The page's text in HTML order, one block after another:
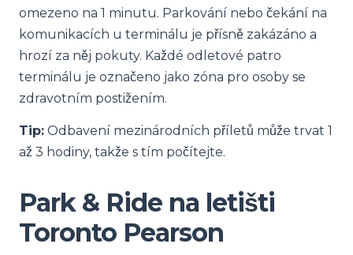
omezeno na 1 minutu. Parkování nebo čekání na
komunikacích u terminálu je přísně zakázáno a
hrozí za něj pokuty. Každé odletové patro
terminálu je označeno jako zóna pro osoby se
zdravotním postižením.
Tip: Odbavení mezinárodních příletů může trvat 1
až 3 hodiny, takže s tím počítejte.
Park & Ride na letišti
Toronto Pearson